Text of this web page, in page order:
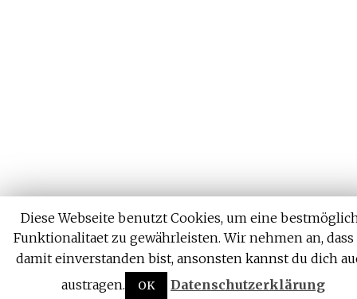
Diese Webseite benutzt Cookies, um eine
Funktionalitaet zu gewährleisten. Wir nehmen an, dass
damit einverstanden bist, ansonsten kannst du dich
austragen.
OK Datenschutzerklärung